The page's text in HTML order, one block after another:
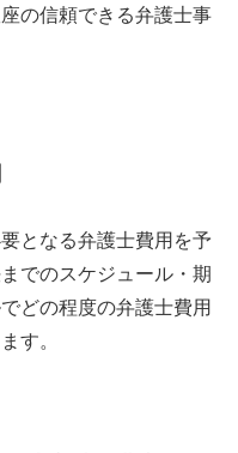
の信頼できる弁護士事
となる弁護士費用を予
でのスケジュール・期
どの程度の弁護士費用
す。